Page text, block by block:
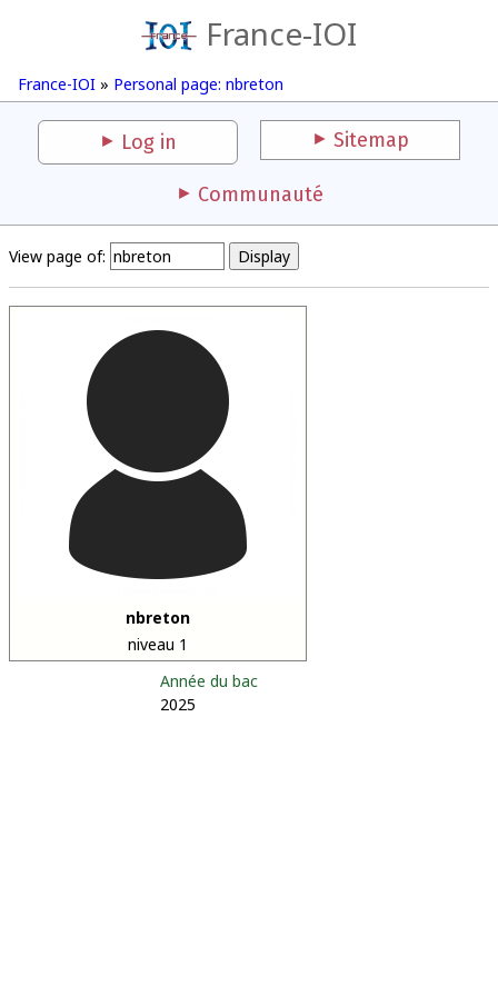
France-IOI
France-IOI » Personal page: nbreton
Log in Sitemap
Communauté
View page of:
nbreton
niveau 1
Année du bac
2025